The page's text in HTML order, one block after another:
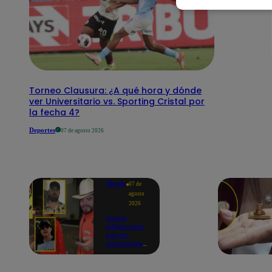
Torneo Clausura: ¿A qué hora y dónde
ver Universitario vs. Sporting Cristal por
la fecha 4?
Deportes 07 de agosto 2026
Mundo 07 de
agosto
2026
Nueve
influencers
fueron
asesinados